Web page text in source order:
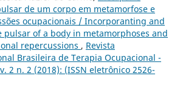
de um corpo em metamorfose e
ocupacionais / Incorporanting and
pulsar of a body in metamorphoses and
repercussions , Revista
Brasileira de Terapia Ocupacional -
v. 2 n. 2 (2018): (ISSN eletrônico 2526-